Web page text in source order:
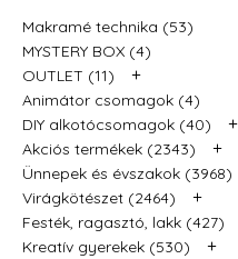
Makramé technika (53)
MYSTERY BOX (4)
OUTLET (11)
+
Animátor csomagok (4)
DIY alkotócsomagok (40)
+
Akciós termékek (2343) +
Ünnepek és évszakok (3968)
Virágkötészet (2464) +
Festék, ragasztó, lakk (427)
Kreatív gyerekek (530) +